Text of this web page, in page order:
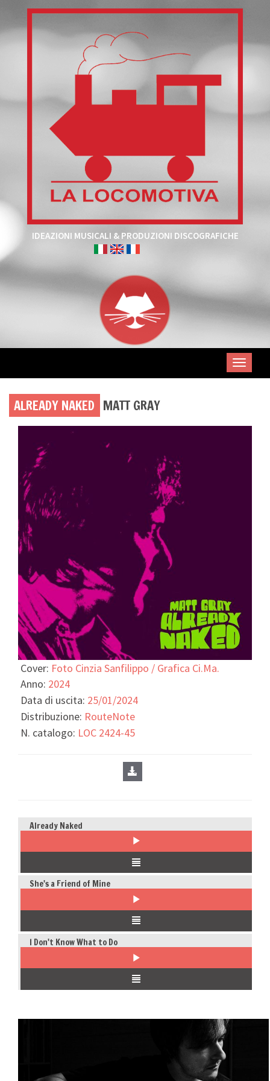
IDEAZIONI MUSICALI & PRODUZIONI DISCOGRAFICHE
ALREADY NAKED MATT GRAY
Cover: Foto Cinzia Sanfilippo / Grafica Ci.Ma.
Anno: 2024
Data di uscita: 25/01/2024
Distribuzione: RouteNote
N. catalogo: LOC 2424-45
Already Naked
She's a Friend of Mine
I Don't Know What to Do